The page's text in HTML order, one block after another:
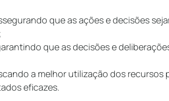
que as ações e decisões
que as decisões e
a melhor utilização dos recursos
eficazes.